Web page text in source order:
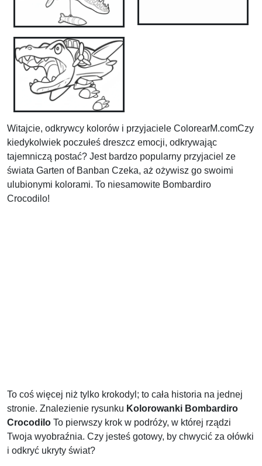
Witajcie, odkrywcy kolorów i przyjaciele ColorearM.comCzy
kiedykolwiek poczułeś dreszcz emocji, odkrywając
tajemniczą postać? Jest bardzo popularny przyjaciel ze
świata Garten of Banban Czeka, aż ożywisz go swoimi
ulubionymi kolorami. To niesamowite Bombardiro
Crocodilo!
To coś więcej niż tylko krokodyl; to cała historia na jednej
stronie. Znalezienie rysunku Kolorowanki Bombardiro
Crocodilo To pierwszy krok w podróży, w której rządzi
Twoja wyobraźnia. Czy jesteś gotowy, by chwycić za ołówki
i odkryć ukryty świat?